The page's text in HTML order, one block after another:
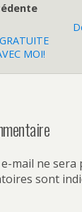
MOI!
mail ne sera
sont